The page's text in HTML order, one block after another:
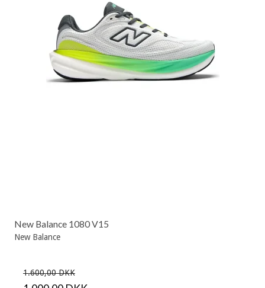
New Balance 1080 V15
New Balance
1.600,00 DKK